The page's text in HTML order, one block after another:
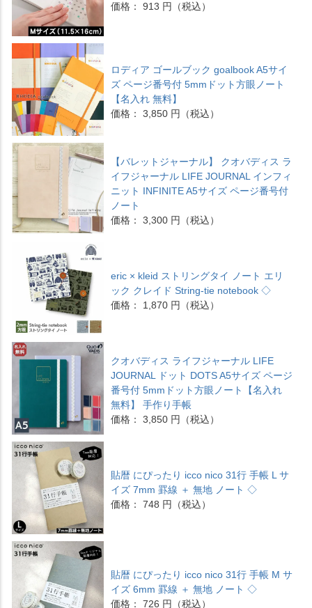
価格： 913 円（税込）
ロディア ゴールブック goalbook A5サイ
ズ ページ番号付 5mmドット方眼ノート
【名入れ 無料】
価格： 3,850 円（税込）
【バレットジャーナル】 クオバディス ラ
イフジャーナル LIFE JOURNAL インフィ
ニット INFINITE A5サイズ ページ番号付
ノート
価格： 3,300 円（税込）
eric × kleid ストリングタイ ノート エリ
ック クレイド String-tie notebook ◇
価格： 1,870 円（税込）
クオバディス ライフジャーナル LIFE
JOURNAL ドット DOTS A5サイズ ページ
番号付 5mmドット方眼ノート【名入れ
無料】 手作り手帳
価格： 3,850 円（税込）
貼暦 にぴったり icco nico 31行 手帳 L サ
イズ 7mm 罫線 ＋ 無地 ノート ◇
価格： 748 円（税込）
貼暦 にぴったり icco nico 31行 手帳 M サ
イズ 6mm 罫線 ＋ 無地 ノート ◇
価格： 726 円（税込）